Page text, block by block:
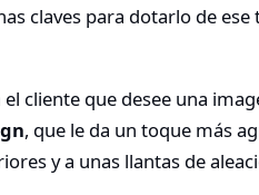
claves para dotarlo de
cliente que desee una
, que le da un toque más
y a unas llantas de